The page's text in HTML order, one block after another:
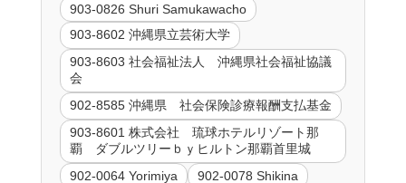
903-0826 Shuri Samukawacho
903-8602 沖縄県立芸術大学
903-8603 社会福祉法人 沖縄県社会福祉協議
会
902-8585 沖縄県 社会保険診療報酬支払基金
903-8601 株式会社 琉球ホテルリゾート那
覇 ダブルツリーｂｙヒルトン那覇首里城
902-0064 Yorimiya
902-0078 Shikina